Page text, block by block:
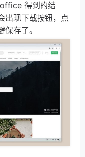
得到的结
出现下载按钮，点
存了。